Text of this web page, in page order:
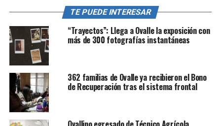
TE PUEDE INTERESAR
“Trayectos”: Llega a Ovalle la exposición con
más de 300 fotografías instantáneas
362 familias de Ovalle ya recibieron el Bono
de Recuperación tras el sistema frontal